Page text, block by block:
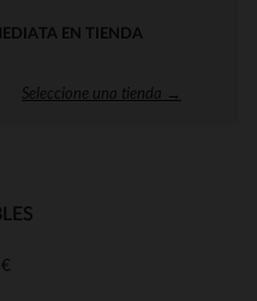
EN TIENDA
Seleccione una tienda →